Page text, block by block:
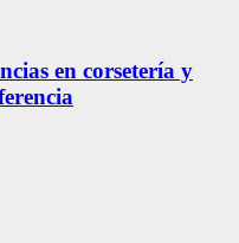
en corsetería y